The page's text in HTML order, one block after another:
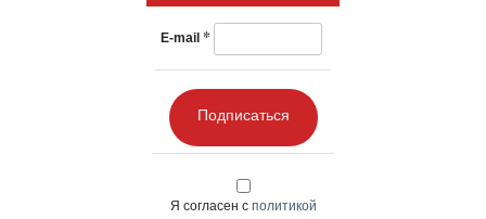
E-mail *
Подписаться
Я согласен с политикой